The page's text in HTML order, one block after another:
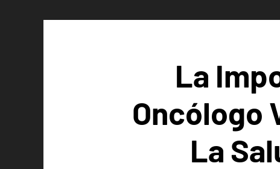
La
Oncólogo
La